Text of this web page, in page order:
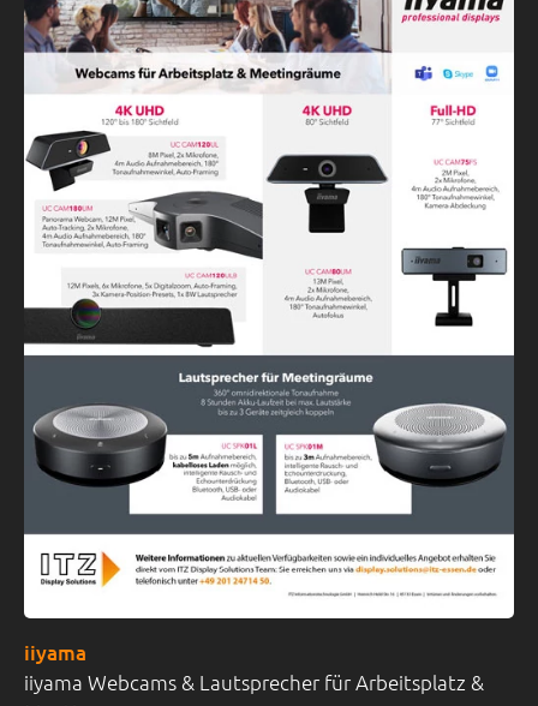
iiyama Webcams & Lautsprecher für Arbeitsplatz &
iiyama